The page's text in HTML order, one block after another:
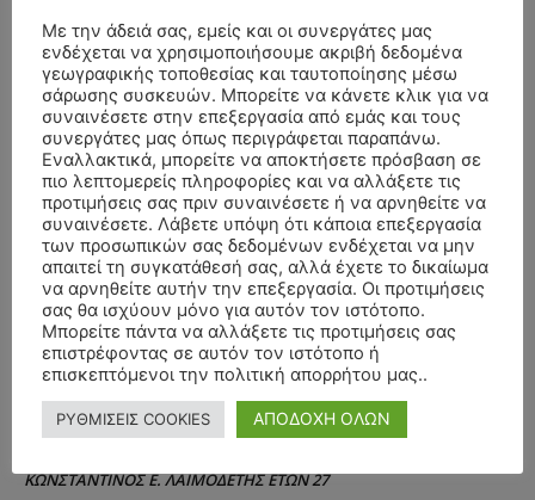
ΣΥΛΛΥΠΗΤΗΡΙΑ ΜΗΝΥΜΑΤΑ
ΠΑΝΑΓΙΩΤΗΣ IΩΑΚΕΙΜΙΔΗΣεπίΚΗΔΕΙΑ – ΔΕΥΤΕΡΑ 3/8/2026 –
ΣΠΥΡΙΔΟΥΛΑ Γ. ΣΕΪΤΑΝΙΔΟΥ ΕΤΩΝ 91
Αγγελική Θωμου επίΚΗΔΕΙΑ – ΔΕΥΤΕΡΑ 3/8/2026 – ΔΗΜΗΤΡΙΟΣ Σ.
ΤΣΙΛΙΚΗΣ ΕΤΩΝ 79
ΚΩΝΣΤΑΝΤΙΝΟΣ Ε. ΛΑΙΜΟΔΕΤΗΣ ΕΤΩΝ 27
Με την άδειά σας, εμείς και οι συνεργάτες μας
ενδέχεται να χρησιμοποιήσουμε ακριβή δεδομένα
γεωγραφικής τοποθεσίας και ταυτοποίησης μέσω
σάρωσης συσκευών. Μπορείτε να κάνετε κλικ για να
συναινέσετε στην επεξεργασία από εμάς και τους
συνεργάτες μας όπως περιγράφεται παραπάνω.
Εναλλακτικά, μπορείτε να αποκτήσετε πρόσβαση σε
πιο λεπτομερείς πληροφορίες και να αλλάξετε τις
προτιμήσεις σας πριν συναινέσετε ή να αρνηθείτε να
συναινέσετε. Λάβετε υπόψη ότι κάποια επεξεργασία
των προσωπικών σας δεδομένων ενδέχεται να μην
απαιτεί τη συγκατάθεσή σας, αλλά έχετε το δικαίωμα
να αρνηθείτε αυτήν την επεξεργασία. Οι προτιμήσεις
σας θα ισχύουν μόνο για αυτόν τον ιστότοπο.
Μπορείτε πάντα να αλλάξετε τις προτιμήσεις σας
επιστρέφοντας σε αυτόν τον ιστότοπο ή
επισκεπτόμενοι την πολιτική απορρήτου μας..
ΡΥΘΜΙΣΕΙΣ COOKIES ΑΠΟΔΟΧΗ ΟΛΩΝ